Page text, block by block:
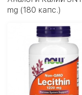
mg (180 капс.)